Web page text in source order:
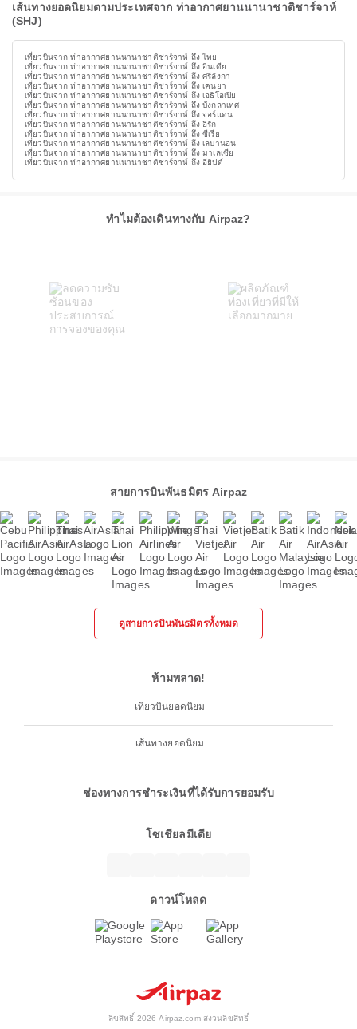
เส้นทางยอดนิยมตามประเทศจาก ท่าอากาศยานนานาชาติชาร์จาห์
(SHJ)
เที่ยวบินจาก ท่าอากาศยานนานาชาติชาร์จาห์ ถึง ไทย
เที่ยวบินจาก ท่าอากาศยานนานาชาติชาร์จาห์ ถึง อินเดีย
เที่ยวบินจาก ท่าอากาศยานนานาชาติชาร์จาห์ ถึง ศรีลังกา
เที่ยวบินจาก ท่าอากาศยานนานาชาติชาร์จาห์ ถึง เคนยา
เที่ยวบินจาก ท่าอากาศยานนานาชาติชาร์จาห์ ถึง เอธิโอเปีย
เที่ยวบินจาก ท่าอากาศยานนานาชาติชาร์จาห์ ถึง บังกลาเทศ
เที่ยวบินจาก ท่าอากาศยานนานาชาติชาร์จาห์ ถึง จอร์แดน
เที่ยวบินจาก ท่าอากาศยานนานาชาติชาร์จาห์ ถึง อิรัก
เที่ยวบินจาก ท่าอากาศยานนานาชาติชาร์จาห์ ถึง ซีเรีย
เที่ยวบินจาก ท่าอากาศยานนานาชาติชาร์จาห์ ถึง เลบานอน
เที่ยวบินจาก ท่าอากาศยานนานาชาติชาร์จาห์ ถึง มาเลเซีย
เที่ยวบินจาก ท่าอากาศยานนานาชาติชาร์จาห์ ถึง อียิปต์
ทำไมต้องเดินทางกับ Airpaz?
สายการบินพันธมิตร Airpaz
ดูสายการบินพันธมิตรทั้งหมด
ห้ามพลาด!
เที่ยวบินยอดนิยม
เส้นทางยอดนิยม
ช่องทางการชำระเงินที่ได้รับการยอมรับ
โซเชียลมีเดีย
ดาวน์โหลด
ลิขสิทธิ์ 2026 Airpaz.com สงวนลิขสิทธิ์